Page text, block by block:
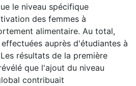
le niveau spécifique
des femmes à
alimentaire. Au total,
auprès d'étudiantes à
résultats de la première
que l'ajout du niveau
contribuait